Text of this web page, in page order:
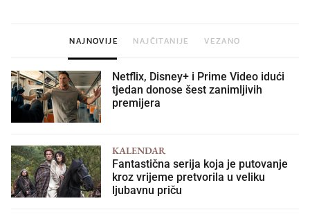
NAJNOVIJE NAJČITANIJE VEZANO
Netflix, Disney+ i Prime Video idući
tjedan donose šest zanimljivih
premijera
KALENDAR
Fantastična serija koja je putovanje
kroz vrijeme pretvorila u veliku
ljubavnu priču